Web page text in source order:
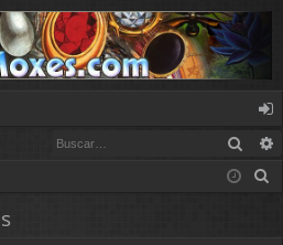
de
nt